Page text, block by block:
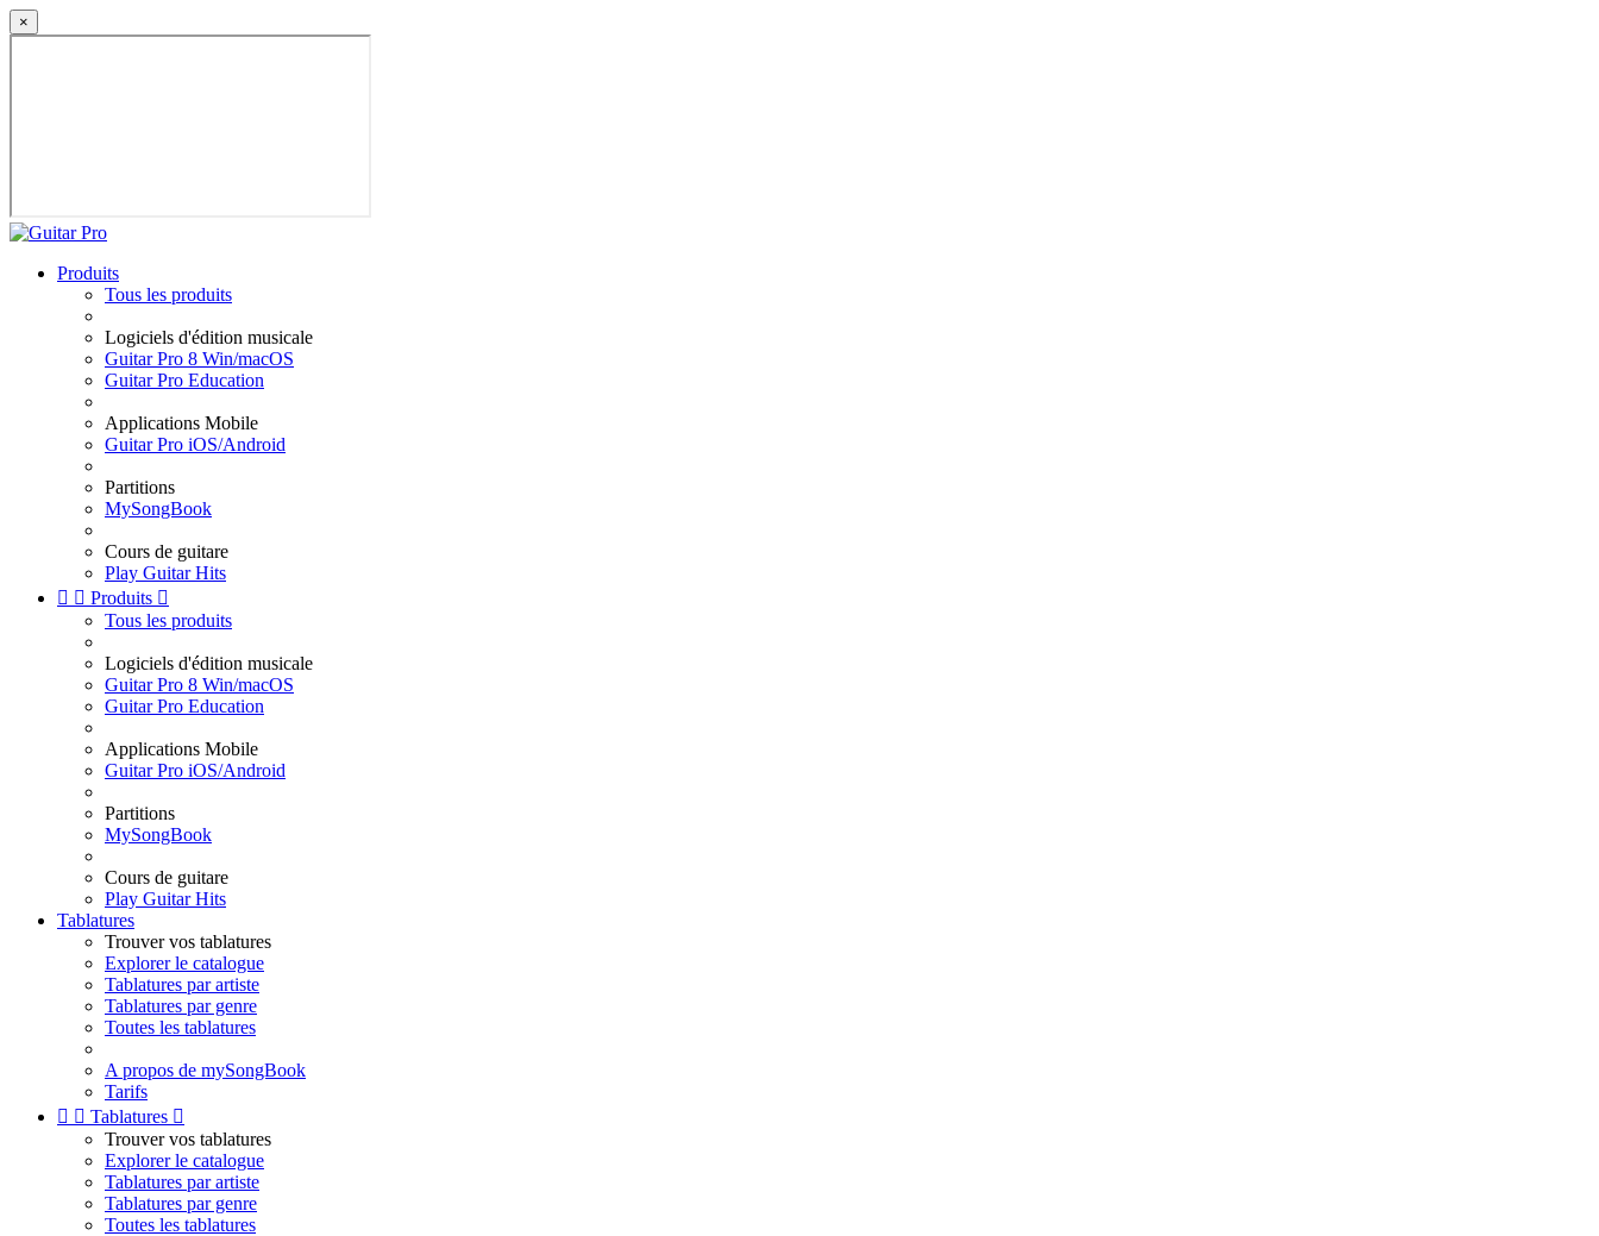
×
Produits
Tous les produits
Logiciels d'édition musicale
Guitar Pro 8 Win/macOS
Guitar Pro Education
Applications Mobile
Guitar Pro iOS/Android
Partitions
MySongBook
Cours de guitare
Play Guitar Hits
  Produits 
Tous les produits
Logiciels d'édition musicale
Guitar Pro 8 Win/macOS
Guitar Pro Education
Applications Mobile
Guitar Pro iOS/Android
Partitions
MySongBook
Cours de guitare
Play Guitar Hits
Tablatures
Trouver vos tablatures
Explorer le catalogue
Tablatures par artiste
Tablatures par genre
Toutes les tablatures
A propos de mySongBook
Tarifs
  Tablatures 
Trouver vos tablatures
Explorer le catalogue
Tablatures par artiste
Tablatures par genre
Toutes les tablatures